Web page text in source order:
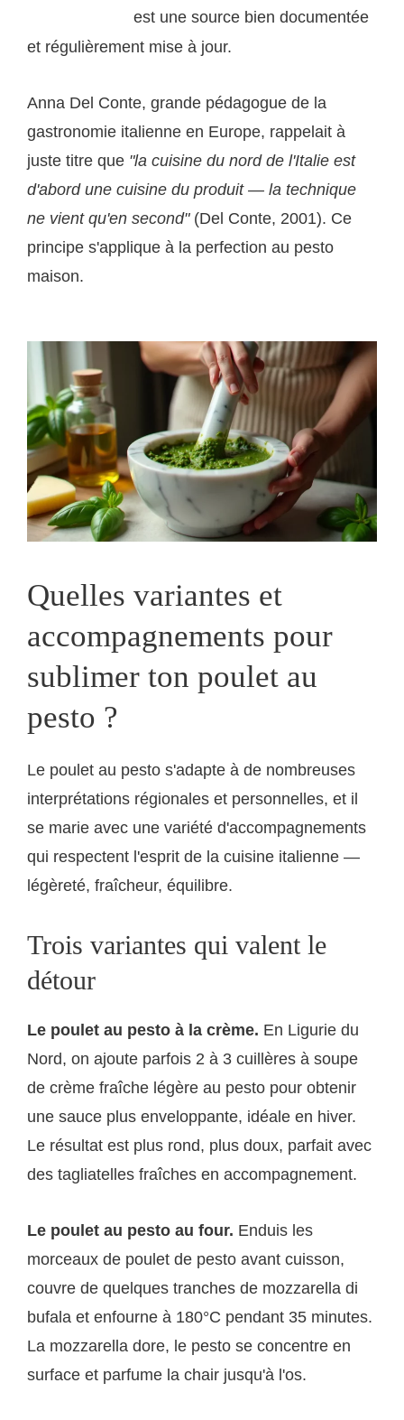
est une source bien documentée
et régulièrement mise à jour.
Anna Del Conte, grande pédagogue de la
gastronomie italienne en Europe, rappelait à
juste titre que "la cuisine du nord de l'Italie est
d'abord une cuisine du produit — la technique
ne vient qu'en second"(Del Conte, 2001). Ce
principe s'applique à la perfection au pesto
maison.
Quelles variantes et
accompagnements pour
sublimer ton poulet au
pesto ?
Le poulet au pesto s'adapte à de nombreuses
interprétations régionales et personnelles, et il
se marie avec une variété d'accompagnements
qui respectent l'esprit de la cuisine italienne —
légèreté, fraîcheur, équilibre.
Trois variantes qui valent le
détour
Le poulet au pesto à la crème. En Ligurie du
Nord, on ajoute parfois 2 à 3 cuillères à soupe
de crème fraîche légère au pesto pour obtenir
une sauce plus enveloppante, idéale en hiver.
Le résultat est plus rond, plus doux, parfait avec
des tagliatelles fraîches en accompagnement.
Le poulet au pesto au four. Enduis les
morceaux de poulet de pesto avant cuisson,
couvre de quelques tranches de mozzarella di
bufala et enfourne à 180°C pendant 35 minutes.
La mozzarella dore, le pesto se concentre en
surface et parfume la chair jusqu'à l'os.